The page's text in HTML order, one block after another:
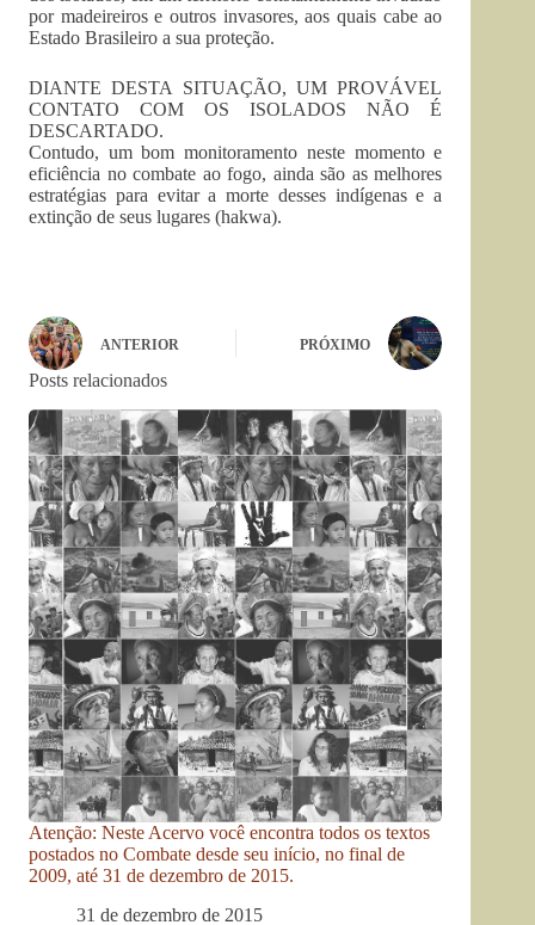
por madeireiros e outros invasores, aos quais cabe ao
Estado Brasileiro a sua proteção.
DIANTE DESTA SITUAÇÃO, UM PROVÁVEL
CONTATO COM OS ISOLADOS NÃO É
DESCARTADO.
Contudo, um bom monitoramento neste momento e
eficiência no combate ao fogo, ainda são as melhores
estratégias para evitar a morte desses indígenas e a
extinção de seus lugares (hakwa).
ANTERIOR PRÓXIMO
Posts relacionados
Atenção: Neste Acervo você encontra todos os textos
postados no Combate desde seu início, no final de
2009, até 31 de dezembro de 2015.
31 de dezembro de 2015